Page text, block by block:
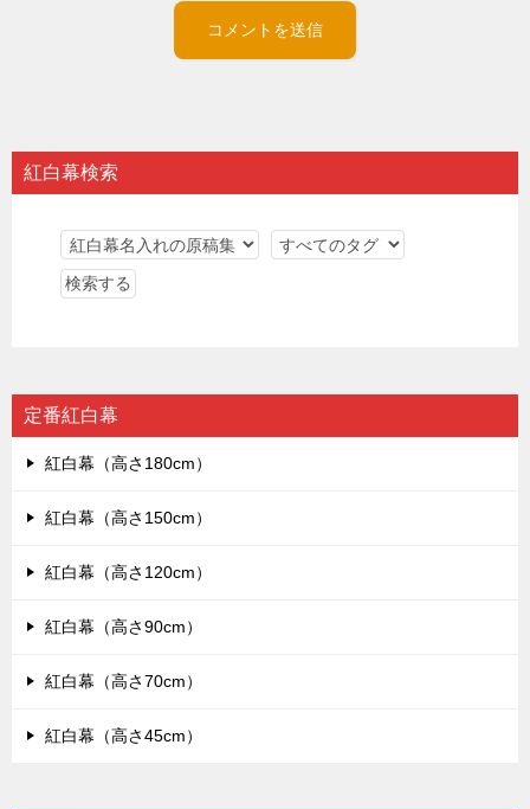
紅白幕検索
定番紅白幕
紅白幕（高さ180cm）
紅白幕（高さ150cm）
紅白幕（高さ120cm）
紅白幕（高さ90cm）
紅白幕（高さ70cm）
紅白幕（高さ45cm）